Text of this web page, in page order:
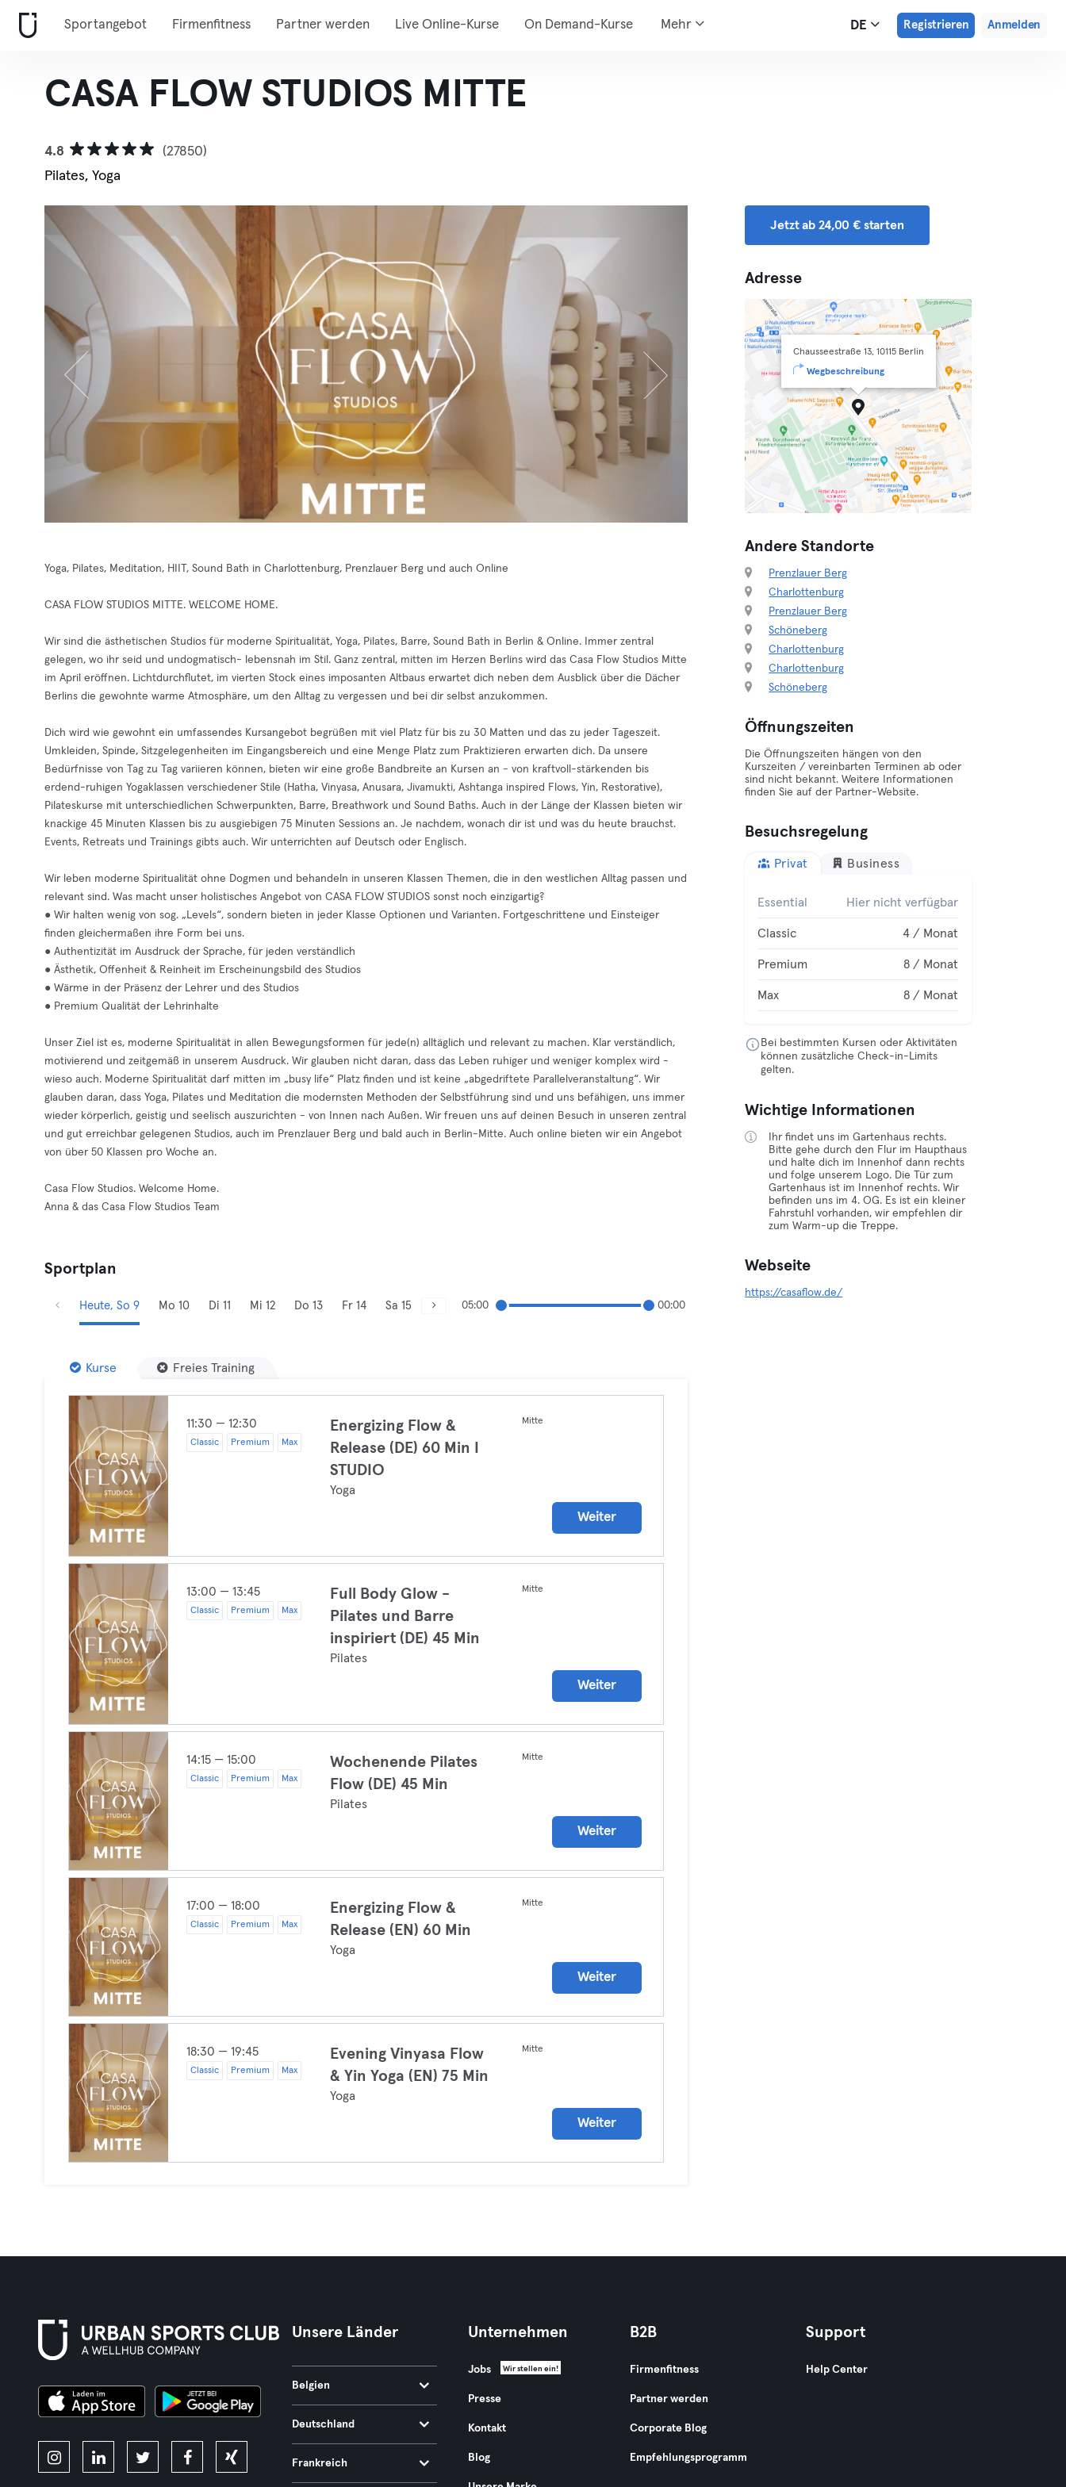
Sportangebot Firmenfitness Partner werden Live Online-Kurse On Demand-Kurse Mehr DE Registrieren Anmelden
CASA FLOW STUDIOS MITTE
4.8
(27850)
Pilates, Yoga
Yoga, Pilates, Meditation, HIIT, Sound Bath in Charlottenburg, Prenzlauer Berg und auch Online
CASA FLOW STUDIOS MITTE. WELCOME HOME.
Wir sind die ästhetischen Studios für moderne Spiritualität, Yoga, Pilates, Barre, Sound Bath in Berlin & Online. Immer zentral
gelegen, wo ihr seid und undogmatisch- lebensnah im Stil. Ganz zentral, mitten im Herzen Berlins wird das Casa Flow Studios Mitte
im April eröffnen. Lichtdurchflutet, im vierten Stock eines imposanten Altbaus erwartet dich neben dem Ausblick über die Dächer
Berlins die gewohnte warme Atmosphäre, um den Alltag zu vergessen und bei dir selbst anzukommen.
Dich wird wie gewohnt ein umfassendes Kursangebot begrüßen mit viel Platz für bis zu 30 Matten und das zu jeder Tageszeit.
Umkleiden, Spinde, Sitzgelegenheiten im Eingangsbereich und eine Menge Platz zum Praktizieren erwarten dich. Da unsere
Bedürfnisse von Tag zu Tag variieren können, bieten wir eine große Bandbreite an Kursen an - von kraftvoll-stärkenden bis
erdend-ruhigen Yogaklassen verschiedener Stile (Hatha, Vinyasa, Anusara, Jivamukti, Ashtanga inspired Flows, Yin, Restorative),
Pilateskurse mit unterschiedlichen Schwerpunkten, Barre, Breathwork und Sound Baths. Auch in der Länge der Klassen bieten wir
knackige 45 Minuten Klassen bis zu ausgiebigen 75 Minuten Sessions an. Je nachdem, wonach dir ist und was du heute brauchst.
Events, Retreats und Trainings gibts auch. Wir unterrichten auf Deutsch oder Englisch.
Wir leben moderne Spiritualität ohne Dogmen und behandeln in unseren Klassen Themen, die in den westlichen Alltag passen und
relevant sind. Was macht unser holistisches Angebot von CASA FLOW STUDIOS sonst noch einzigartig?
● Wir halten wenig von sog. „Levels“, sondern bieten in jeder Klasse Optionen und Varianten. Fortgeschrittene und Einsteiger
finden gleichermaßen ihre Form bei uns.
● Authentizität im Ausdruck der Sprache, für jeden verständlich
● Ästhetik, Offenheit & Reinheit im Erscheinungsbild des Studios
● Wärme in der Präsenz der Lehrer und des Studios
● Premium Qualität der Lehrinhalte
Unser Ziel ist es, moderne Spiritualität in allen Bewegungsformen für jede(n) alltäglich und relevant zu machen. Klar verständlich,
motivierend und zeitgemäß in unserem Ausdruck. Wir glauben nicht daran, dass das Leben ruhiger und weniger komplex wird -
wieso auch. Moderne Spiritualität darf mitten im „busy life“ Platz finden und ist keine „abgedriftete Parallelveranstaltung“. Wir
glauben daran, dass Yoga, Pilates und Meditation die modernsten Methoden der Selbstführung sind und uns befähigen, uns immer
wieder körperlich, geistig und seelisch auszurichten - von Innen nach Außen. Wir freuen uns auf deinen Besuch in unseren zentral
und gut erreichbar gelegenen Studios, auch im Prenzlauer Berg und bald auch in Berlin-Mitte. Auch online bieten wir ein Angebot
von über 50 Klassen pro Woche an.
Casa Flow Studios. Welcome Home.
Anna & das Casa Flow Studios Team
Sportplan
Heute, So 9 Mo 10 Di 11 Mi 12 Do 13 Fr 14 Sa 15 05:00 00:00
Kurse Freies Training
11:30 — 12:30
Classic Premium Max
Energizing Flow &
Release (DE) 60 Min I
STUDIO
Yoga
Mitte
Weiter
13:00 — 13:45
Classic Premium Max
Full Body Glow -
Pilates und Barre
inspiriert (DE) 45 Min
Pilates
Mitte
Weiter
14:15 — 15:00
Classic Premium Max
Wochenende Pilates
Flow (DE) 45 Min
Pilates
Mitte
Weiter
17:00 — 18:00
Classic Premium Max
Energizing Flow &
Release (EN) 60 Min
Yoga
Mitte
Weiter
18:30 — 19:45
Classic Premium Max
Evening Vinyasa Flow
& Yin Yoga (EN) 75 Min
Yoga
Mitte
Weiter
Jetzt ab 24,00 € starten
Adresse
Chausseestraße 13, 10115 Berlin
Wegbeschreibung
Andere Standorte
Prenzlauer Berg
Charlottenburg
Prenzlauer Berg
Schöneberg
Charlottenburg
Charlottenburg
Schöneberg
Öffnungszeiten
Die Öffnungszeiten hängen von den
Kurszeiten / vereinbarten Terminen ab oder
sind nicht bekannt. Weitere Informationen
finden Sie auf der Partner-Website.
Besuchsregelung
Privat Business
Essential Hier nicht verfügbar
Classic 4 / Monat
Premium 8 / Monat
Max 8 / Monat
Bei bestimmten Kursen oder Aktivitäten
können zusätzliche Check-in-Limits
gelten.
Wichtige Informationen
Ihr findet uns im Gartenhaus rechts.
Bitte gehe durch den Flur im Haupthaus
und halte dich im Innenhof dann rechts
und folge unserem Logo. Die Tür zum
Gartenhaus ist im Innenhof rechts. Wir
befinden uns im 4. OG. Es ist ein kleiner
Fahrstuhl vorhanden, wir empfehlen dir
zum Warm-up die Treppe.
Webseite
https://casaflow.de/
Unsere Länder
Belgien
Deutschland
Frankreich
Unternehmen
Jobs Wir stellen ein!
Presse
Kontakt
Blog
B2B
Firmenfitness
Partner werden
Corporate Blog
Empfehlungsprogramm
Support
Help Center